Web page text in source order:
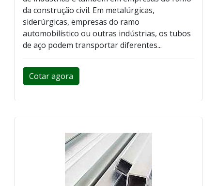
da construção civil. Em metalúrgicas,
siderúrgicas, empresas do ramo
automobilístico ou outras indústrias, os tubos
de aço podem transportar diferentes...
Cotar agora